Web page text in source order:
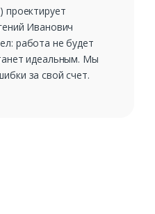
проектирует
Иванович
работа не будет
идеальным. Мы
за свой счет.